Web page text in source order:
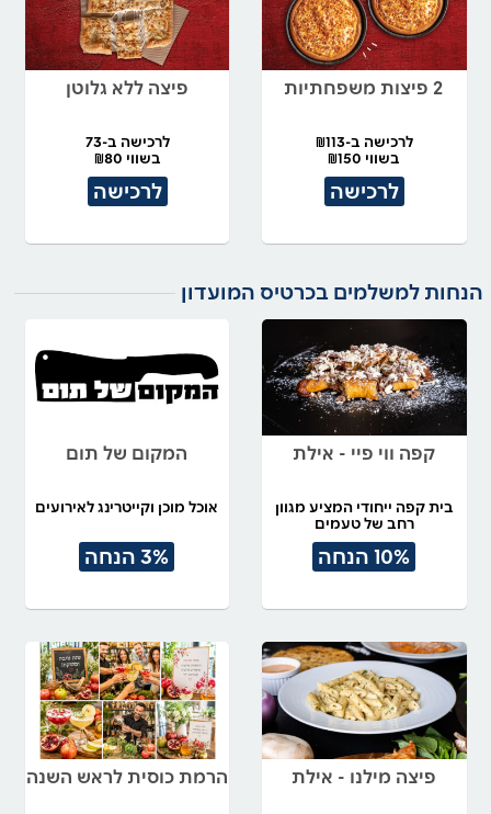
2 פיצות משפחתיות
לרכישה ב-₪113
בשווי ₪150
לרכישה
פיצה ללא גלוטן
לרכישה ב-73
בשווי ₪80
לרכישה
הנחות למשלמים בכרטיס המועדון
קפה ווי פיי - אילת
בית קפה ייחודי המציע מגוון
רחב של טעמים
10% הנחה
המקום של תום
אוכל מוכן וקייטרינג לאירועים
3% הנחה
פיצה מילנו - אילת הרמת כוסית לראש השנה